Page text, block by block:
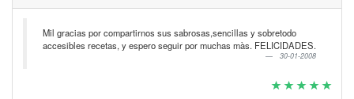
Mil gracias por compartirnos sus sabrosas,sencillas y sobretodo
accesibles recetas, y espero seguir por muchas màs. FELICIDADES.
30-01-2008